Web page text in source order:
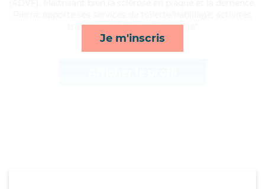
Je m'inscris
transports et lessive/repassage*